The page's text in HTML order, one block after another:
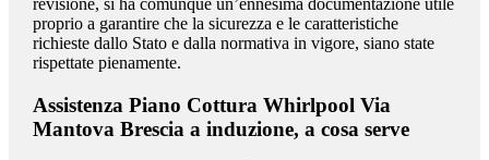
revisione, si ha comunque un’ennesima documentazione utile
proprio a garantire che la sicurezza e le caratteristiche
richieste dallo Stato e dalla normativa in vigore, siano state
rispettate pienamente.
Assistenza Piano Cottura Whirlpool Via
Mantova Brescia a induzione, a cosa serve